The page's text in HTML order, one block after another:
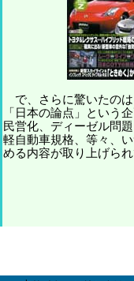
で、さらに驚いたの
「日本の論点」という
民営化、ディーゼル問
軽自動車規格、等々、
める内容が取り上げら